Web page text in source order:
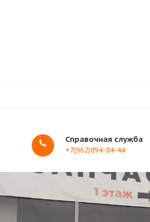
Справочная служба
+7(962)894-84-44